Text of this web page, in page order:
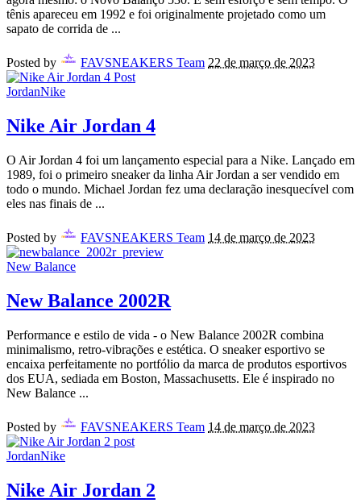
tênis apareceu em 1992 e foi originalmente projetado como um
sapato de corrida de ...
Posted by FAVSNEAKERS Team 22 de março de 2023
JordanNike
Nike Air Jordan 4
O Air Jordan 4 foi um lançamento especial para a Nike. Lançado em
1989, foi o primeiro sneaker da linha Air Jordan a ser vendido em
todo o mundo. Michael Jordan fez uma declaração inesquecível com
eles nas finais de ...
Posted by FAVSNEAKERS Team 14 de março de 2023
New Balance
New Balance 2002R
Performance e estilo de vida - o New Balance 2002R combina
minimalismo, retro-vibrações e estética. O sneaker esportivo se
encaixa perfeitamente no portfólio da marca de produtos esportivos
dos EUA, sediada em Boston, Massachusetts. Ele é inspirado no
New Balance ...
Posted by FAVSNEAKERS Team 14 de março de 2023
JordanNike
Nike Air Jordan 2